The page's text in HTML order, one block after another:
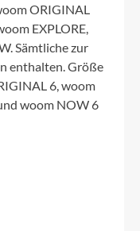
ORIGINAL
EXPLORE,
Sämtliche zur
enthalten. Größe
6, woom
woom NOW 6